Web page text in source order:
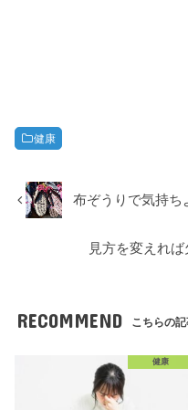
健康
布ぞうりで気持ち
見方を変えれ
RECOMMEND こちらの記
健康